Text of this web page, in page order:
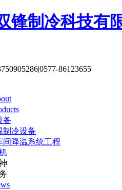
86123655
备
制冷设备
间降温系统工程